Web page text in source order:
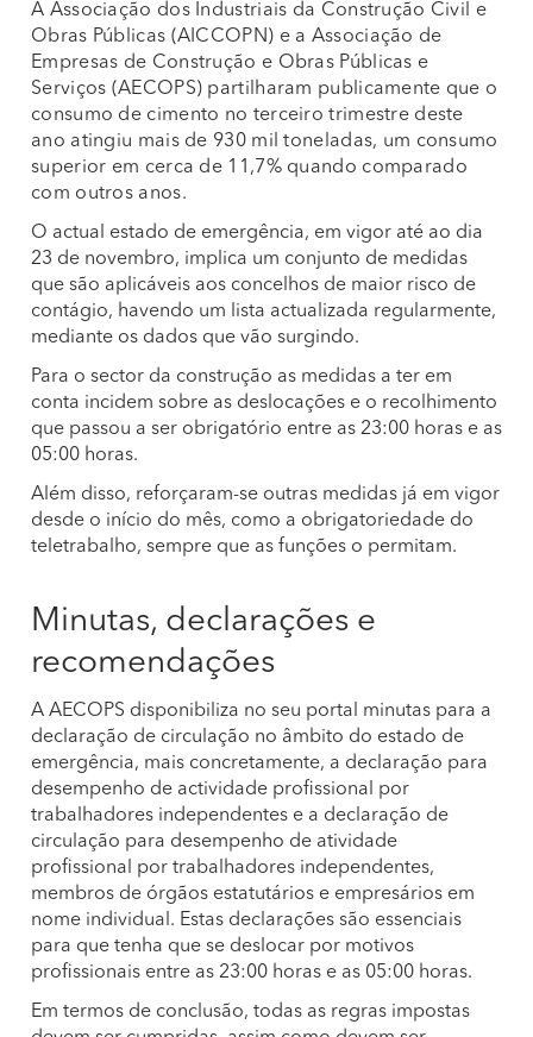
A Associação dos Industriais da Construção Civil e
Obras Públicas (AICCOPN) e a Associação de
Empresas de Construção e Obras Públicas e
Serviços (AECOPS) partilharam publicamente que o
consumo de cimento no terceiro trimestre deste
ano atingiu mais de 930 mil toneladas, um consumo
superior em cerca de 11,7% quando comparado
com outros anos.
O actual estado de emergência, em vigor até ao dia
23 de novembro, implica um conjunto de medidas
que são aplicáveis aos concelhos de maior risco de
contágio, havendo um lista actualizada regularmente,
mediante os dados que vão surgindo.
Para o sector da construção as medidas a ter em
conta incidem sobre as deslocações e o recolhimento
que passou a ser obrigatório entre as 23:00 horas e as
05:00 horas.
Além disso, reforçaram-se outras medidas já em vigor
desde o início do mês, como a obrigatoriedade do
teletrabalho, sempre que as funções o permitam.
Minutas, declarações e
recomendações
A AECOPS disponibiliza no seu portal minutas para a
declaração de circulação no âmbito do estado de
emergência, mais concretamente, a declaração para
desempenho de actividade profissional por
trabalhadores independentes e a declaração de
circulação para desempenho de atividade
profissional por trabalhadores independentes,
membros de órgãos estatutários e empresários em
nome individual. Estas declarações são essenciais
para que tenha que se deslocar por motivos
profissionais entre as 23:00 horas e as 05:00 horas.
Em termos de conclusão, todas as regras impostas